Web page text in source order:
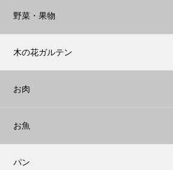
野菜・果物
木の花ガルテン
お肉
お魚
パン